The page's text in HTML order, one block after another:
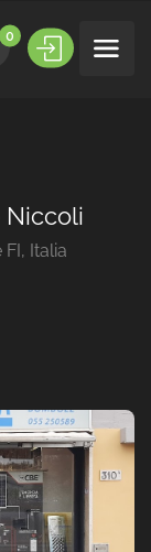
0
Niccoli